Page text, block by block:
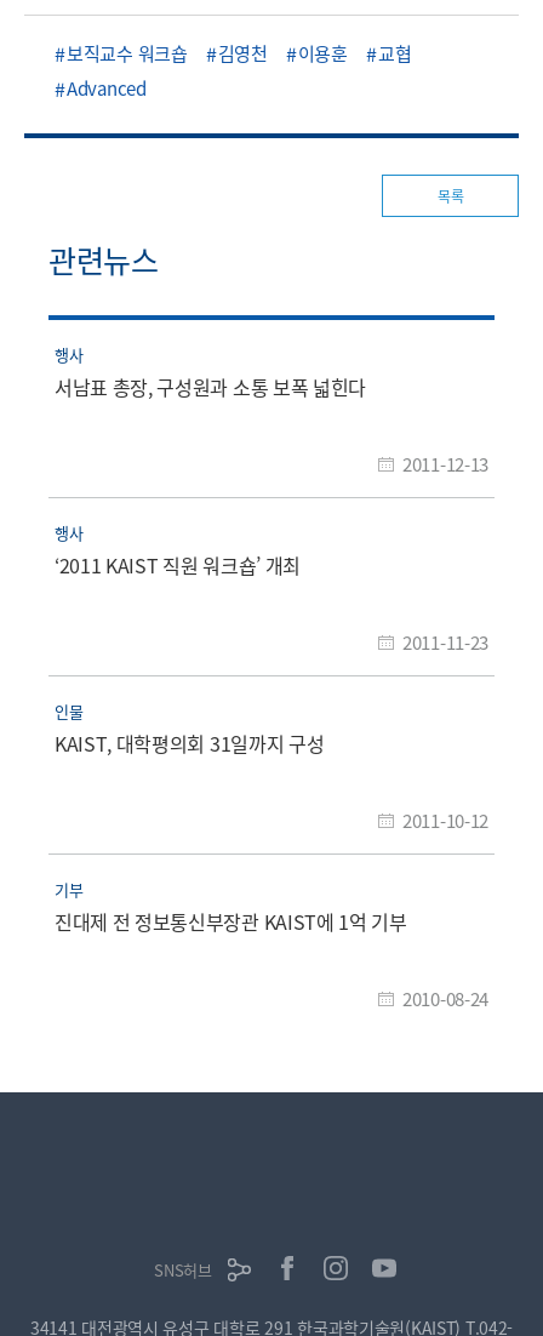
보직교수 워크숍 김영천 이용훈
교협
Advanced
목록
관련뉴스
행사
서남표 총장, 구성원과 소통 보폭 넓힌다
2011-12-13
행사
‘2011 KAIST 직원 워크숍’ 개최
2011-11-23
인물
KAIST, 대학평의회 31일까지 구성
2011-10-12
기부
진대제 전 정보통신부장관 KAIST에 1억 기부
2010-08-24
SNS허브
34141 대전광역시 유성구 대학로 291 한국과학기술원(KAIST) T.042-